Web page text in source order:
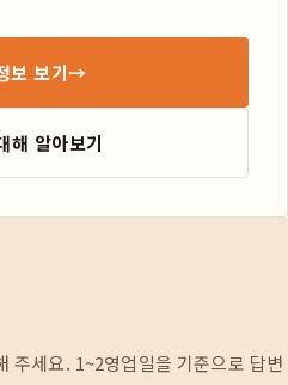
보 보기→
해 알아보기
주세요. 1~2영업일을 기준으로 답변